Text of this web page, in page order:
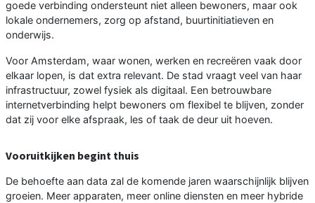
goede verbinding ondersteunt niet alleen bewoners, maar ook
lokale ondernemers, zorg op afstand, buurtinitiatieven en
onderwijs.
Voor Amsterdam, waar wonen, werken en recreëren vaak door
elkaar lopen, is dat extra relevant. De stad vraagt veel van haar
infrastructuur, zowel fysiek als digitaal. Een betrouwbare
internetverbinding helpt bewoners om flexibel te blijven, zonder
dat zij voor elke afspraak, les of taak de deur uit hoeven.
Vooruitkijken begint thuis
De behoefte aan data zal de komende jaren waarschijnlijk blijven
groeien. Meer apparaten, meer online diensten en meer hybride